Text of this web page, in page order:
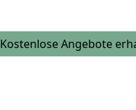
Kostenlose Angebote